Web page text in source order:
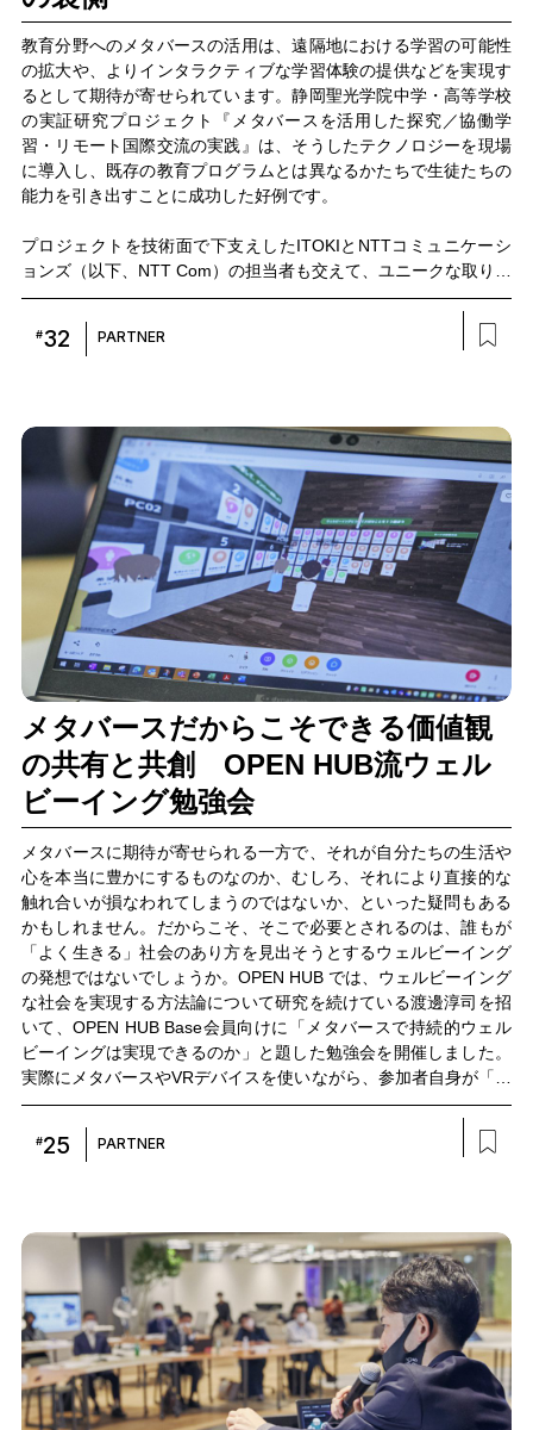
教育分野へのメタバースの活用は、遠隔地における学習の可能性
の拡大や、よりインタラクティブな学習体験の提供などを実現す
るとして期待が寄せられています。静岡聖光学院中学・高等学校
の実証研究プロジェクト『メタバースを活用した探究／協働学
習・リモート国際交流の実践』は、そうしたテクノロジーを現場
に導入し、既存の教育プログラムとは異なるかたちで生徒たちの
能力を引き出すことに成功した好例です。
プロジェクトを技術面で下支えしたITOKIとNTTコミュニケーシ
ョンズ（以下、NTT Com）の担当者も交えて、ユニークな取り組
みを成功に導くことができた要因と、そこから得られた成果につ
いて、お話を伺いました。
#32 PARTNER
メタバースだからこそできる価値観
の共有と共創 OPEN HUB流ウェル
ビーイング勉強会
メタバースに期待が寄せられる一方で、それが自分たちの生活や
心を本当に豊かにするものなのか、むしろ、それにより直接的な
触れ合いが損なわれてしまうのではないか、といった疑問もある
かもしれません。だからこそ、そこで必要とされるのは、誰もが
「よく生きる」社会のあり方を見出そうとするウェルビーイング
の発想ではないでしょうか。OPEN HUB では、ウェルビーイング
な社会を実現する方法論について研究を続けている渡邊淳司を招
いて、OPEN HUB Base会員向けに「メタバースで持続的ウェル
ビーイングは実現できるのか」と題した勉強会を開催しました。
実際にメタバースやVRデバイスを使いながら、参加者自身が「ウ
ェルビーイングの実現」を考え、議論したワークショップの様子
をレポートします。
#25 PARTNER